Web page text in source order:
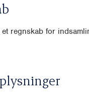
regnskab for